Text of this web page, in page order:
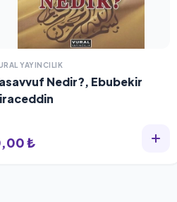
YAYINCILIK
Nedir?, Ebubekir
₺